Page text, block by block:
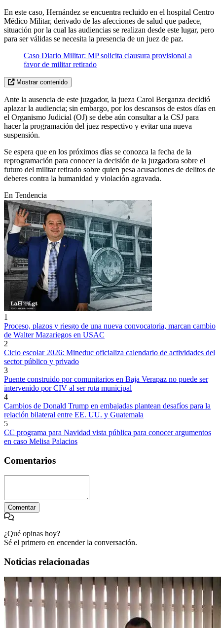
En este caso, Hernández se encuentra recluido en el hospital Centro
Médico Militar, derivado de las afecciones de salud que padece,
situación por la cual las audiencias se realizan desde este lugar, pero
para ser válidas se necesita la presencia de un juez de paz.
Caso Diario Militar: MP solicita clausura provisional a
favor de militar retirado
Mostrar contenido
Ante la ausencia de este juzgador, la jueza Carol Berganza decidió
aplazar la audiencia; sin embargo, por los descansos de estos días en
el Organismo Judicial (OJ) se debe aún consultar a la CSJ para
hacer la programación del juez respectivo y evitar una nueva
suspensión.
Se espera que en los próximos días se conozca la fecha de la
reprogramación para conocer la decisión de la juzgadora sobre el
futuro del militar retirado sobre quien pesa acusaciones de delitos de
deberes contra la humanidad y violación agravada.
En Tendencia
1
Proceso, plazos y riesgo de una nueva convocatoria, marcan cambio
de Walter Mazariegos en USAC
2
Ciclo escolar 2026: Mineduc oficializa calendario de actividades del
sector público y privado
3
Puente construido por comunitarios en Baja Verapaz no puede ser
intervenido por CIV al ser ruta municipal
4
Cambios de Donald Trump en embajadas plantean desafíos para la
relación bilateral entre EE. UU. y Guatemala
5
CC programa para Navidad vista pública para conocer argumentos
en caso Melisa Palacios
Comentarios
Comentar
¿Qué opinas hoy?
Sé el primero en encender la conversación.
Noticias relacionadas